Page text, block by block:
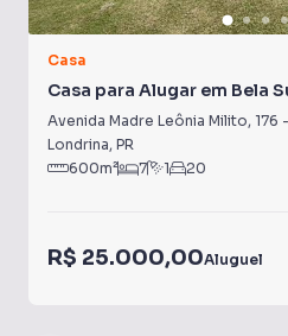
Casa
Casa para Alugar em Bela
Avenida Madre Leônia Milito, 176 -
Londrina, PR
600m² 7 1 20
R$ 25.000,00Aluguel